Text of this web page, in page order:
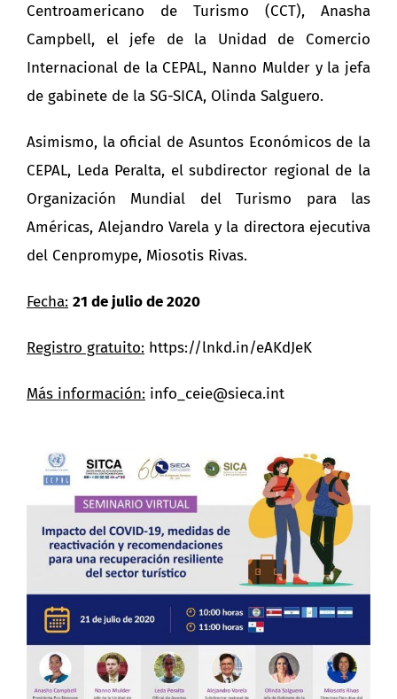
Centroamericano de Turismo (CCT), Anasha
Campbell, el jefe de la Unidad de Comercio
Internacional de la CEPAL, Nanno Mulder y la jefa
de gabinete de la SG-SICA, Olinda Salguero.
Asimismo, la oficial de Asuntos Económicos de la
CEPAL, Leda Peralta, el subdirector regional de la
Organización Mundial del Turismo para las
Américas, Alejandro Varela y la directora ejecutiva
del Cenpromype, Miosotis Rivas.
Fecha: 21 de julio de 2020
Registro gratuito: https://lnkd.in/eAKdJeK
Más información: info_ceie@sieca.int